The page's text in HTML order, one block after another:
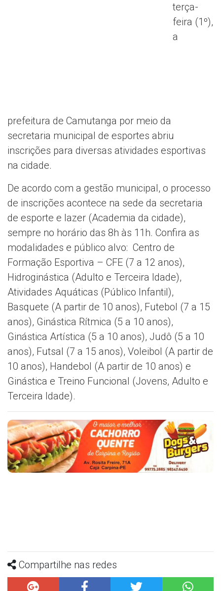
terça-
feira (1º),
a
prefeitura de Camutanga por meio da
secretaria municipal de esportes abriu
inscrições para diversas atividades esportivas
na cidade.
De acordo com a gestão municipal, o processo
de inscrições acontece na sede da secretaria
de esporte e lazer (Academia da cidade),
sempre no horário das 8h às 11h. Confira as
modalidades e público alvo: Centro de
Formação Esportiva – CFE (7 a 12 anos),
Hidroginástica (Adulto e Terceira Idade),
Atividades Aquáticas (Público Infantil),
Basquete (A partir de 10 anos), Futebol (7 a 15
anos), Ginástica Rítmica (5 a 10 anos),
Ginástica Artística (5 a 10 anos), Judô (5 a 10
anos), Futsal (7 a 15 anos), Voleibol (A partir de
10 anos), Handebol (A partir de 10 anos) e
Ginástica e Treino Funcional (Jovens, Adulto e
Terceira Idade).
Compartilhe nas redes